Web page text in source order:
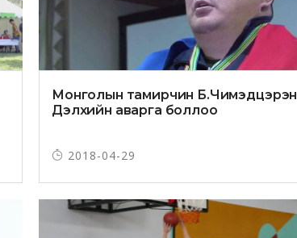
Монголын тамирчин Б.Чимэдцэрэн
Дэлхийн аварга боллоо
2018-04-29